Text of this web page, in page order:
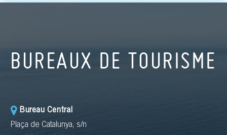
BUREAUX DE TOURISME
Bureau Central
Plaça de Catalunya, s/n